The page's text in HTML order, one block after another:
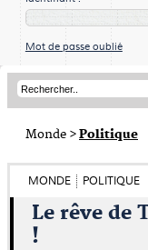
Mot de passe oublié
Monde >Politique
MONDE POLITIQUE
Le rêve de
!